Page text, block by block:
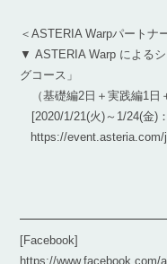
＜ASTERIA Warpパートナ
▼ ASTERIA Warp による
グコース」
（基礎編2日＋実践編1日
[2020/1/21(火)～1/24(金)
https://event.asteria.com/
[Facebook]
https://www.facebook.com/